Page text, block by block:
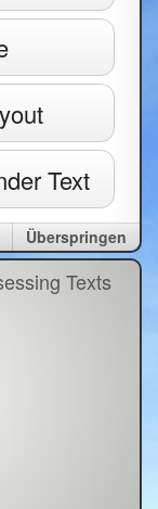
Text
Überspringen
Texts